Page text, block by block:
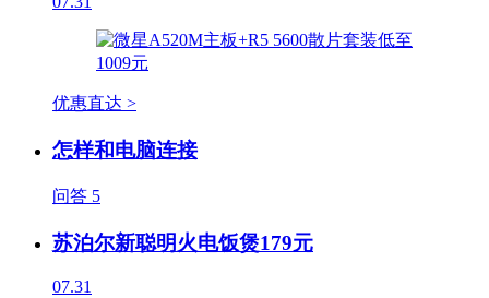
优惠直达 >
怎样和电脑连接
问答 5
苏泊尔新聪明火电饭煲179元
07.31